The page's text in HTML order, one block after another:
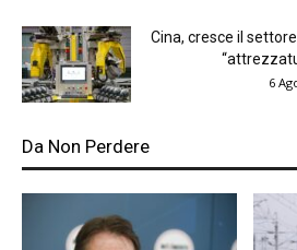
Cina, cresce il
6
Da Non Perdere